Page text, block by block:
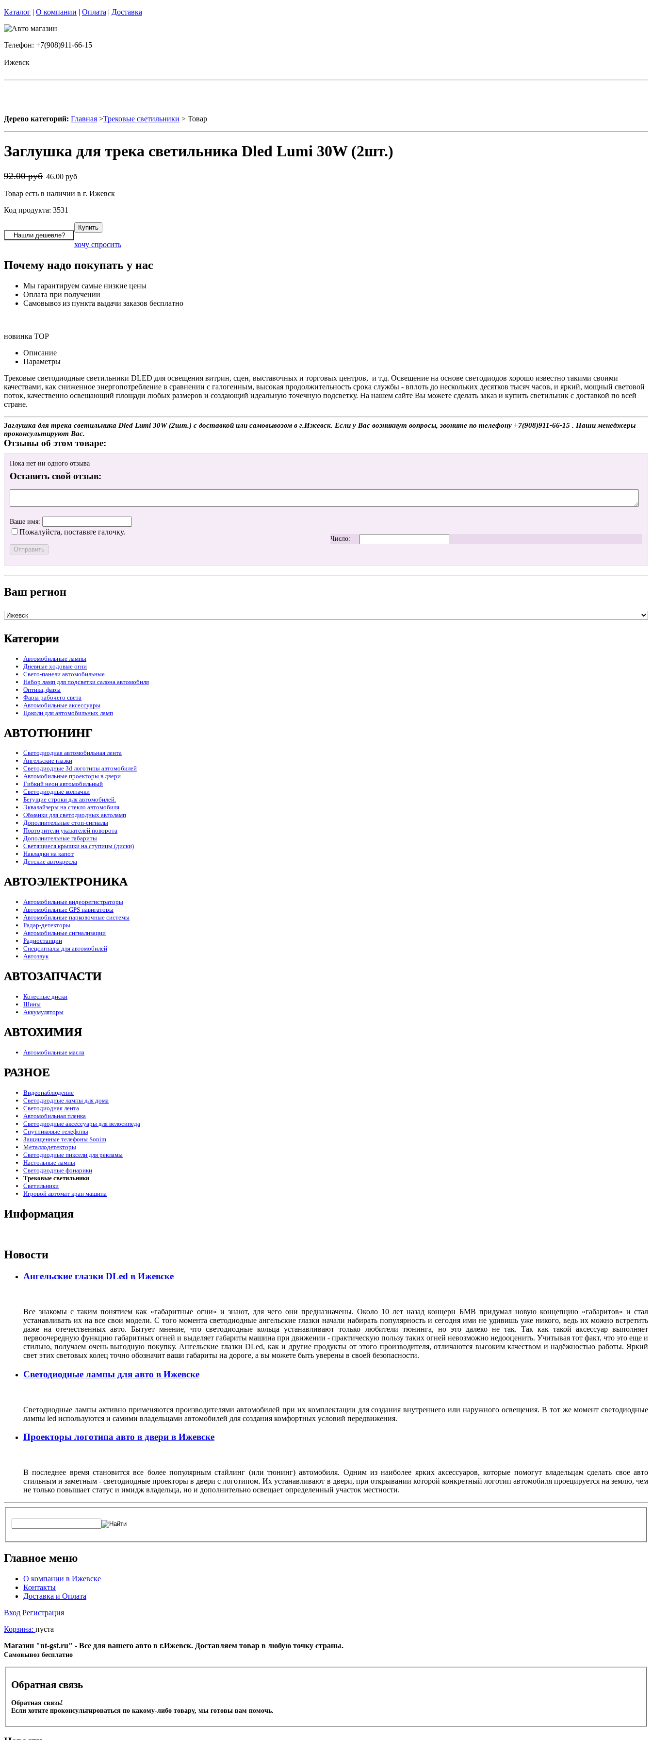
Каталог | О компании | Оплата | Доставка
Телефон: +7(908)911-66-15
Ижевск
Дерево категорий: Главная >Трековые светильники > Товар
Заглушка для трека светильника Dled Lumi 30W (2шт.)
92.00 руб 46.00 руб
Товар есть в наличии в г. Ижевск
Код продукта: 3531
хочу спросить
Почему надо покупать у нас
Мы гарантируем самые низкие цены
Оплата при получении
Самовывоз из пункта выдачи заказов бесплатно
новинка TOP
Описание
Параметры
Трековые светодиодные светильники DLED для освещения витрин, сцен, выставочных и торговых центров, и т.д. Освещение на основе светодиодов хорошо известно такими своими
качествами, как сниженное энергопотребление в сравнении с галогенным, высокая продолжительность срока службы - вплоть до нескольких десятков тысяч часов, и яркий, мощный световой
поток, качественно освещающий площади любых размеров и создающий идеальную точечную подсветку. На нашем сайте Вы можете сделать заказ и купить светильник с доставкой по всей
стране.
Заглушка для трека светильника Dled Lumi 30W (2шт.) с доставкой или самовывозом в г.Ижевск. Если у Вас возникнут вопросы, звоните по телефону +7(908)911-66-15 . Наши менеджеры
проконсультируют Вас.
Отзывы об этом товаре:
Пока нет ни одного отзыва
Оставить свой отзыв:
Ваше имя:
Пожалуйста, поставьте галочку.
Число:
Ваш регион
Категории
Автомобильные лампы
Дневные ходовые огни
Свето-панели автомобильные
Набор ламп для подсветки салона автомобиля
Оптика, фары
Фары рабочего света
Автомобильные аксессуары
Цоколи для автомобильных ламп
АВТОТЮНИНГ
Светодиодная автомобильная лента
Ангельские глазки
Светодиодные 3d логотипы автомобилей
Автомобильные проекторы в двери
Гибкий неон автомобильный
Светодиодные колпачки
Бегущие строки для автомобилей.
Эквалайзеры на стекло автомобиля
Обманки для светодиодных автоламп
Дополнительные стоп-сигналы
Повторители указателей поворота
Дополнительные габариты
Светящиеся крышки на ступицы (диски)
Накладки на капот
Детские автокресла
АВТОЭЛЕКТРОНИКА
Автомобильные видеорегистраторы
Автомобильные GPS навигаторы
Автомобильные парковочные системы
Радар-детекторы
Автомобильные сигнализации
Радиостанции
Спецсигналы для автомобилей
Автозвук
АВТОЗАПЧАСТИ
Колесные диски
Шины
Аккумуляторы
АВТОХИМИЯ
Автомобильные масла
РАЗНОЕ
Видеонаблюдение
Светодиодные лампы для дома
Светодиодная лента
Автомобильная пленка
Светодиодные аксессуары для велосипеда
Спутниковые телефоны
Защищенные телефоны Sonim
Металлодетекторы
Светодиодные пиксели для рекламы
Настольные лампы
Светодиодные фонарики
Трековые светильники
Светильники
Игровой автомат кран машина
Информация
Новости
Ангельские глазки DLed в Ижевске
Все знакомы с таким понятием как «габаритные огни» и знают, для чего они предназначены. Около 10 лет назад концерн БМВ придумал новую концепцию «габаритов» и стал
устанавливать их на все свои модели. С того момента светодиодные ангельские глазки начали набирать популярность и сегодня ими не удивишь уже никого, ведь их можно встретить
даже на отечественных авто. Бытует мнение, что светодиодные кольца устанавливают только любители тюнинга, но это далеко не так. Так как такой аксессуар выполняет
первоочередную функцию габаритных огней и выделяет габариты машина при движении - практическую пользу таких огней невозможно недооценить. Учитывая тот факт, что это еще и
стильно, получаем очень выгодную покупку. Ангельские глазки DLed, как и другие продукты от этого производителя, отличаются высоким качеством и надёжностью работы. Яркий
свет этих световых колец точно обозначит ваши габариты на дороге, а вы можете быть уверены в своей безопасности.
Светодиодные лампы для авто в Ижевске
Светодиодные лампы активно применяются производителями автомобилей при их комплектации для создания внутреннего или наружного освещения. В тот же момент светодиодные
лампы led используются и самими владельцами автомобилей для создания комфортных условий передвижения.
Проекторы логотипа авто в двери в Ижевске
В последнее время становится все более популярным стайлинг (или тюнинг) автомобиля. Одним из наиболее ярких аксессуаров, которые помогут владельцам сделать свое авто
стильным и заметным - светодиодные проекторы в двери с логотипом. Их устанавливают в двери, при открывании которой конкретный логотип автомобиля проецируется на землю, чем
не только повышает статус и имидж владельца, но и дополнительно освещает определенный участок местности.
Главное меню
О компании в Ижевске
Контакты
Доставка и Оплата
Вход Регистрация
Корзина: пуста
Магазин "nt-gst.ru" - Все для вашего авто в г.Ижевск. Доставляем товар в любую точку страны.
Cамовывоз бесплатно
Обратная связь
Обратная связь!
Если хотите проконсультироваться по какому-либо товару, мы готовы вам помочь.